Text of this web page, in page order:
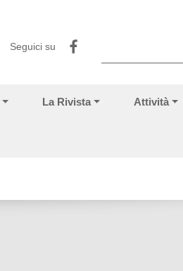
Seguici su
La Rivista Attività